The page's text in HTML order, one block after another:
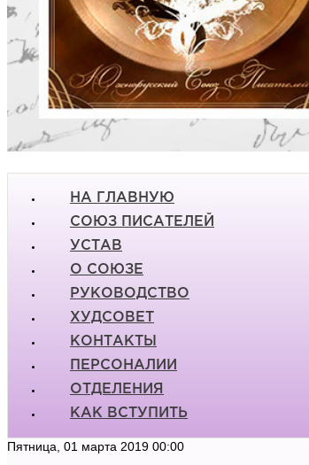
НА ГЛАВНУЮ
СОЮЗ ПИСАТЕЛЕЙ
УСТАВ
О СОЮЗЕ
РУКОВОДСТВО
ХУДСОВЕТ
КОНТАКТЫ
ПЕРСОНАЛИИ
ОТДЕЛЕНИЯ
КАК ВСТУПИТЬ
Пятница, 01 марта 2019 00:00